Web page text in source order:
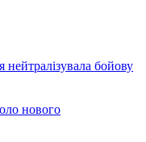
нейтралізувала бойову
нового